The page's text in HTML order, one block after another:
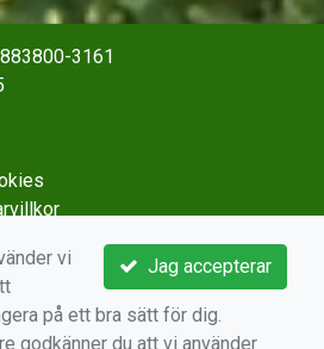
3161
Jag accepterar
vi
på ett bra sätt för dig.
godkänner du att vi använder